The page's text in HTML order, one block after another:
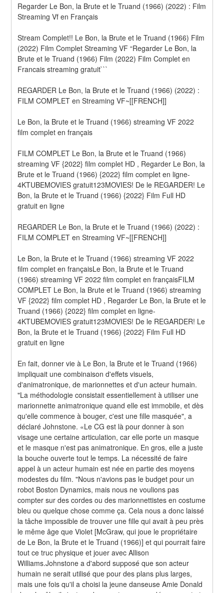
Regarder Le Bon, la Brute et le Truand (1966) (2022) : Film
Streaming Vf en Français
Stream Complet!! Le Bon, la Brute et le Truand (1966) Film
(2022) Film Complet Streaming VF “Regarder Le Bon, la
Brute et le Truand (1966) Film (2022) Film Complet en
Francais streaming gratuit```
REGARDER Le Bon, la Brute et le Truand (1966) (2022) :
FILM COMPLET en Streaming VF~[[FRENCH]]
Le Bon, la Brute et le Truand (1966) streaming VF 2022
film complet en français
FILM COMPLET Le Bon, la Brute et le Truand (1966)
streaming VF {2022} film complet HD , Regarder Le Bon, la
Brute et le Truand (1966) {2022} film complet en ligne-
4KTUBEMOVIES gratuit123MOVIES! De le REGARDER! Le
Bon, la Brute et le Truand (1966) {2022} Film Full HD
gratuit en ligne
REGARDER Le Bon, la Brute et le Truand (1966) (2022) :
FILM COMPLET en Streaming VF~[[FRENCH]]
Le Bon, la Brute et le Truand (1966) streaming VF 2022
film complet en françaisLe Bon, la Brute et le Truand
(1966) streaming VF 2022 film complet en françaisFILM
COMPLET Le Bon, la Brute et le Truand (1966) streaming
VF {2022} film complet HD , Regarder Le Bon, la Brute et le
Truand (1966) {2022} film complet en ligne-
4KTUBEMOVIES gratuit123MOVIES! De le REGARDER! Le
Bon, la Brute et le Truand (1966) {2022} Film Full HD
gratuit en ligne
En fait, donner vie à Le Bon, la Brute et le Truand (1966)
impliquait une combinaison d'effets visuels,
d'animatronique, de marionnettes et d'un acteur humain.
"La méthodologie consistait essentiellement à utiliser une
marionnette animatronique quand elle est immobile, et dès
qu'elle commence à bouger, c'est une fille masquée", a
déclaré Johnstone. «Le CG est là pour donner à son
visage une certaine articulation, car elle porte un masque
et le masque n'est pas animatronique. En gros, elle a juste
la bouche ouverte tout le temps. La nécessité de faire
appel à un acteur humain est née en partie des moyens
modestes du film. "Nous n'avions pas le budget pour un
robot Boston Dynamics, mais nous ne voulions pas
compter sur des cordes ou des marionnettistes en costume
bleu ou quelque chose comme ça. Cela nous a donc laissé
la tâche impossible de trouver une fille qui avait à peu près
le même âge que Violet [McGraw, qui joue le propriétaire
de Le Bon, la Brute et le Truand (1966)] et qui pourrait faire
tout ce truc physique et jouer avec Allison
Williams.Johnstone a d'abord supposé que son acteur
humain ne serait utilisé que pour des plans plus larges,
mais une fois qu'il a choisi la jeune danseuse Amie Donald